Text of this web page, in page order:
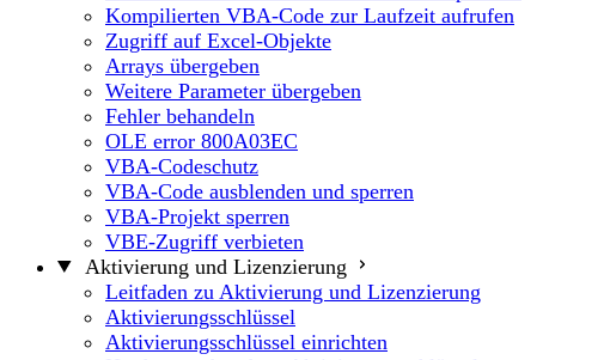
Kompilierten VBA-Code zur Laufzeit aufrufen
Zugriff auf Excel-Objekte
Arrays übergeben
Weitere Parameter übergeben
Fehler behandeln
OLE error 800A03EC
VBA-Codeschutz
VBA-Code ausblenden und sperren
VBA-Projekt sperren
VBE-Zugriff verbieten
Aktivierung und Lizenzierung
Leitfaden zu Aktivierung und Lizenzierung
Aktivierungsschlüssel
Aktivierungsschlüssel einrichten